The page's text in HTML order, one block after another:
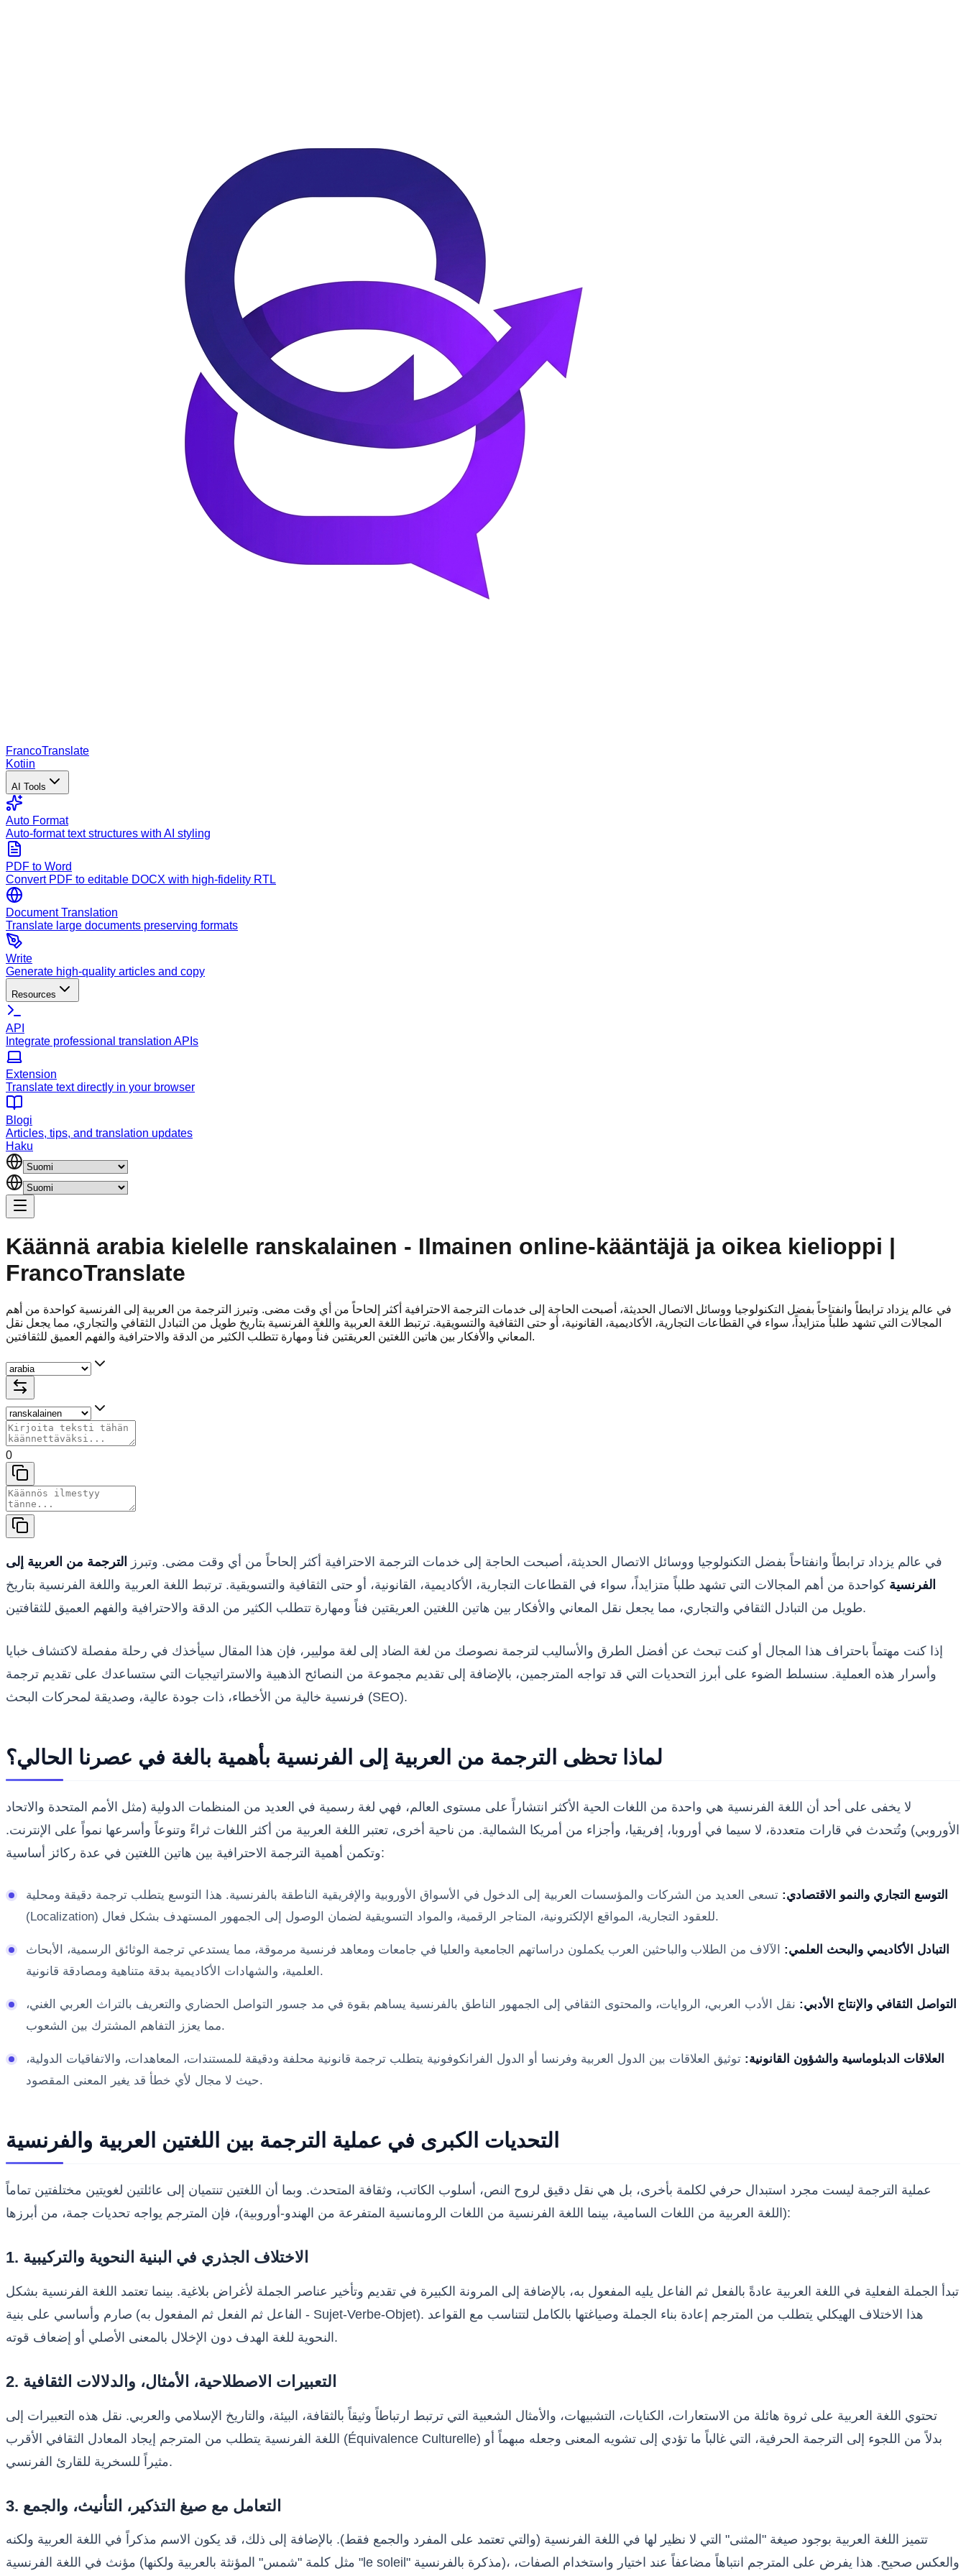
FrancoTranslate
Kotiin
AI Tools
Auto Format
Auto-format text structures with AI styling
PDF to Word
Convert PDF to editable DOCX with high-fidelity RTL
Document Translation
Translate large documents preserving formats
Write
Generate high-quality articles and copy
Resources
API
Integrate professional translation APIs
Extension
Translate text directly in your browser
Blogi
Articles, tips, and translation updates
Haku
Käännä arabia kielelle ranskalainen - Ilmainen online-kääntäjä ja oikea kielioppi |
FrancoTranslate
في عالم يزداد ترابطاً وانفتاحاً بفضل التكنولوجيا ووسائل الاتصال الحديثة، أصبحت الحاجة إلى خدمات الترجمة الاحترافية أكثر إلحاحاً من أي وقت مضى. وتبرز الترجمة من العربية إلى الفرنسية كواحدة من أهم
المجالات التي تشهد طلباً متزايداً، سواء في القطاعات التجارية، الأكاديمية، القانونية، أو حتى الثقافية والتسويقية. ترتبط اللغة العربية واللغة الفرنسية بتاريخ طويل من التبادل الثقافي والتجاري، مما يجعل نقل
المعاني والأفكار بين هاتين اللغتين العريقتين فناً ومهارة تتطلب الكثير من الدقة والاحترافية والفهم العميق للثقافتين.
0
في عالم يزداد ترابطاً وانفتاحاً بفضل التكنولوجيا ووسائل الاتصال الحديثة، أصبحت الحاجة إلى خدمات الترجمة الاحترافية أكثر إلحاحاً من أي وقت مضى. وتبرز
الترجمة من العربية إلى
الفرنسية كواحدة من أهم المجالات التي تشهد طلباً متزايداً، سواء في القطاعات التجارية، الأكاديمية، القانونية، أو حتى الثقافية والتسويقية. ترتبط اللغة العربية واللغة الفرنسية بتاريخ
طويل من التبادل الثقافي والتجاري، مما يجعل نقل المعاني والأفكار بين هاتين اللغتين العريقتين فناً ومهارة تتطلب الكثير من الدقة والاحترافية والفهم العميق للثقافتين.
إذا كنت مهتماً باحتراف هذا المجال أو كنت تبحث عن أفضل الطرق والأساليب لترجمة نصوصك من لغة الضاد إلى لغة موليير، فإن هذا المقال سيأخذك في رحلة مفصلة لاكتشاف خبايا
وأسرار هذه العملية. سنسلط الضوء على أبرز التحديات التي قد تواجه المترجمين، بالإضافة إلى تقديم مجموعة من النصائح الذهبية والاستراتيجيات التي ستساعدك على تقديم ترجمة
فرنسية خالية من الأخطاء، ذات جودة عالية، وصديقة لمحركات البحث (SEO).
لماذا تحظى الترجمة من العربية إلى الفرنسية بأهمية بالغة في عصرنا الحالي؟
لا يخفى على أحد أن اللغة الفرنسية هي واحدة من اللغات الحية الأكثر انتشاراً على مستوى العالم، فهي لغة رسمية في العديد من المنظمات الدولية (مثل الأمم المتحدة والاتحاد
الأوروبي) وتُتحدث في قارات متعددة، لا سيما في أوروبا، إفريقيا، وأجزاء من أمريكا الشمالية. من ناحية أخرى، تعتبر اللغة العربية من أكثر اللغات ثراءً وتنوعاً وأسرعها نمواً على الإنترنت.
وتكمن أهمية الترجمة الاحترافية بين هاتين اللغتين في عدة ركائز أساسية:
التوسع التجاري والنمو الاقتصادي: تسعى العديد من الشركات والمؤسسات العربية إلى الدخول في الأسواق الأوروبية والإفريقية الناطقة بالفرنسية. هذا التوسع يتطلب ترجمة دقيقة ومحلية
(Localization) للعقود التجارية، المواقع الإلكترونية، المتاجر الرقمية، والمواد التسويقية لضمان الوصول إلى الجمهور المستهدف بشكل فعال.
التبادل الأكاديمي والبحث العلمي: الآلاف من الطلاب والباحثين العرب يكملون دراساتهم الجامعية والعليا في جامعات ومعاهد فرنسية مرموقة، مما يستدعي ترجمة الوثائق الرسمية، الأبحاث
العلمية، والشهادات الأكاديمية بدقة متناهية ومصادقة قانونية.
التواصل الثقافي والإنتاج الأدبي: نقل الأدب العربي، الروايات، والمحتوى الثقافي إلى الجمهور الناطق بالفرنسية يساهم بقوة في مد جسور التواصل الحضاري والتعريف بالتراث العربي الغني،
مما يعزز التفاهم المشترك بين الشعوب.
العلاقات الدبلوماسية والشؤون القانونية: توثيق العلاقات بين الدول العربية وفرنسا أو الدول الفرانكوفونية يتطلب ترجمة قانونية محلفة ودقيقة للمستندات، المعاهدات، والاتفاقيات الدولية،
حيث لا مجال لأي خطأ قد يغير المعنى المقصود.
التحديات الكبرى في عملية الترجمة بين اللغتين العربية والفرنسية
عملية الترجمة ليست مجرد استبدال حرفي لكلمة بأخرى، بل هي نقل دقيق لروح النص، أسلوب الكاتب، وثقافة المتحدث. وبما أن اللغتين تنتميان إلى عائلتين لغويتين مختلفتين تماماً
(اللغة العربية من اللغات السامية، بينما اللغة الفرنسية من اللغات الرومانسية المتفرعة من الهندو-أوروبية)، فإن المترجم يواجه تحديات جمة، من أبرزها:
1. الاختلاف الجذري في البنية النحوية والتركيبية
تبدأ الجملة الفعلية في اللغة العربية عادةً بالفعل ثم الفاعل يليه المفعول به، بالإضافة إلى المرونة الكبيرة في تقديم وتأخير عناصر الجملة لأغراض بلاغية. بينما تعتمد اللغة الفرنسية بشكل
صارم وأساسي على بنية (الفاعل ثم الفعل ثم المفعول به - Sujet-Verbe-Objet). هذا الاختلاف الهيكلي يتطلب من المترجم إعادة بناء الجملة وصياغتها بالكامل لتتناسب مع القواعد
النحوية للغة الهدف دون الإخلال بالمعنى الأصلي أو إضعاف قوته.
2. التعبيرات الاصطلاحية، الأمثال، والدلالات الثقافية
تحتوي اللغة العربية على ثروة هائلة من الاستعارات، الكنايات، التشبيهات، والأمثال الشعبية التي ترتبط ارتباطاً وثيقاً بالثقافة، البيئة، والتاريخ الإسلامي والعربي. نقل هذه التعبيرات إلى
اللغة الفرنسية يتطلب من المترجم إيجاد المعادل الثقافي الأقرب (Équivalence Culturelle) بدلاً من اللجوء إلى الترجمة الحرفية، التي غالباً ما تؤدي إلى تشويه المعنى وجعله مبهماً أو
مثيراً للسخرية للقارئ الفرنسي.
3. التعامل مع صيغ التذكير، التأنيث، والجمع
تتميز اللغة العربية بوجود صيغة "المثنى" التي لا نظير لها في اللغة الفرنسية (والتي تعتمد على المفرد والجمع فقط). بالإضافة إلى ذلك، قد يكون الاسم مذكراً في اللغة العربية ولكنه
مؤنث في اللغة الفرنسية (مثل كلمة "شمس" المؤنثة بالعربية ولكنها "le soleil" مذكرة بالفرنسية)، والعكس صحيح. هذا يفرض على المترجم انتباهاً مضاعفاً عند اختيار واستخدام الصفات،